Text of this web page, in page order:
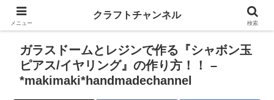
ガラスドームとレジンで作る『シャボン玉
ピアス/イヤリング』の作り方！！ –
*makimaki*handmadechannel
メニュー
クラフトチャンネル
検索